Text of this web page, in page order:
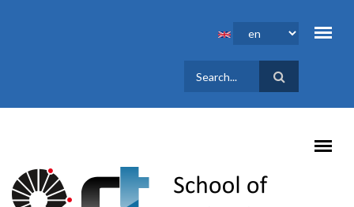
SEARCH
FORM